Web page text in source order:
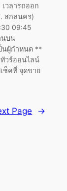
วลารถออก
สกลนคร)
09:45
นบน
นผู้กำหนด **
ทัวร์ออนไลน์
ช็คที่ จุดขาย
Page →